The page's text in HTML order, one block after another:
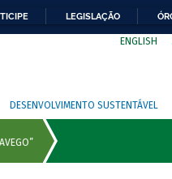
LEGISLAÇÃO
ENGLISH
DESENVOLVIMENTO SUSTENTÁVEL